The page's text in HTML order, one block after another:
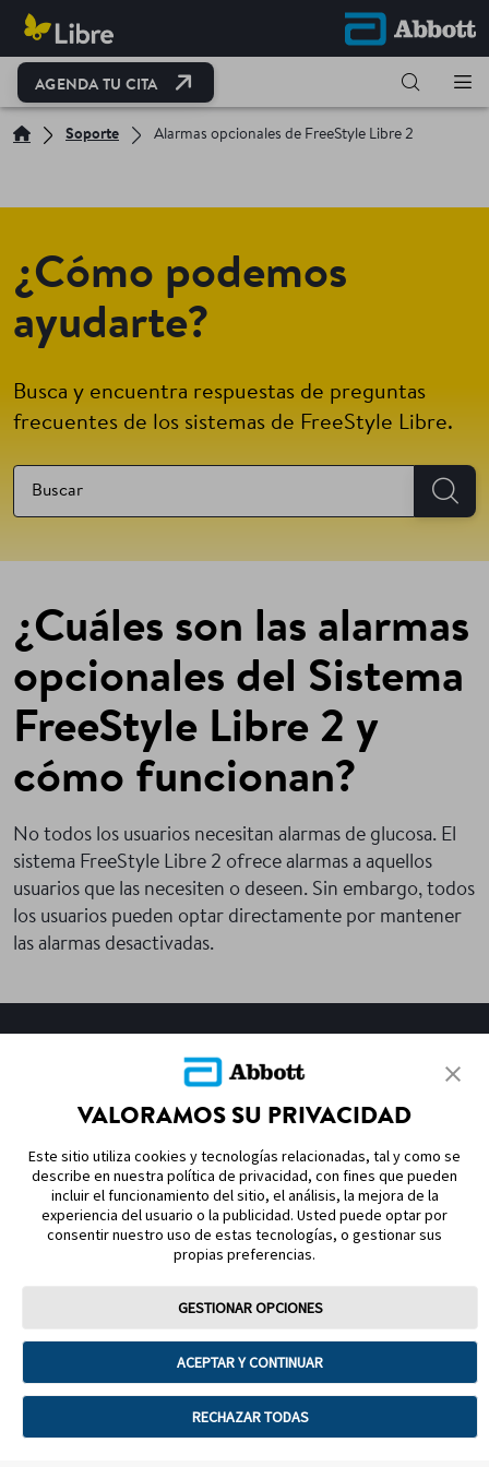
AGENDA TU CITA
Soporte Alarmas opcionales de FreeStyle Libre 2
¿Cómo podemos
ayudarte?
Busca y encuentra respuestas de preguntas
frecuentes de los sistemas de FreeStyle Libre.
¿Cuáles son las alarmas
opcionales del Sistema
FreeStyle Libre 2 y
cómo funcionan?
No todos los usuarios necesitan alarmas de glucosa. El
sistema FreeStyle Libre 2 ofrece alarmas a aquellos
usuarios que las necesiten o deseen. Sin embargo, todos
los usuarios pueden optar directamente por mantener
las alarmas desactivadas.
CONTÁCTENOS
©2026 Abbott. La cubierta del sensor, FreeStyle, Libre, y las marcas
comerciales relacionadas son marcas de Abbott. Consulta a tu médico y
lee las instrucciones de uso. Sensor Reg. San. 1090E2017 SSA. Lector Reg.
San. 1602E2022 SSA. Sensor FreeStyle Libre 2 Plus Reg. San. 0995E2025
VALORAMOS SU PRIVACIDAD
Este sitio utiliza cookies y tecnologías relacionadas, tal y como se
describe en nuestra política de privacidad, con fines que pueden
incluir el funcionamiento del sitio, el análisis, la mejora de la
experiencia del usuario o la publicidad. Usted puede optar por
consentir nuestro uso de estas tecnologías, o gestionar sus
propias preferencias.
GESTIONAR OPCIONES
ACEPTAR Y CONTINUAR
RECHAZAR TODAS